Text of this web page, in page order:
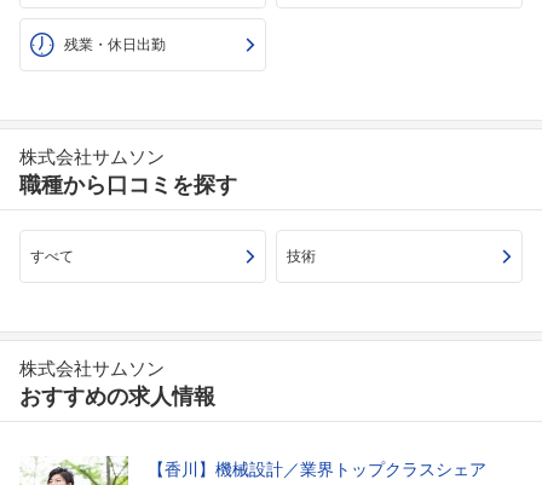
残業・休日出勤
株式会社サムソン
職種から口コミを探す
すべて 技術
株式会社サムソン
おすすめの求人情報
【香川】機械設計／業界トップクラスシェア